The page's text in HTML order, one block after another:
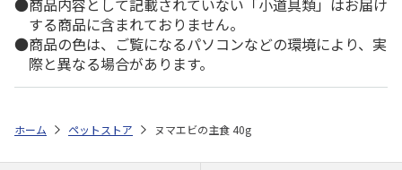
商品内容として記載されていない「小道具類」はお届け
する商品に含まれておりません。
商品の色は、ご覧になるパソコンなどの環境により、実
際と異なる場合があります。
ホーム ペットストア ヌマエビの主食 40g